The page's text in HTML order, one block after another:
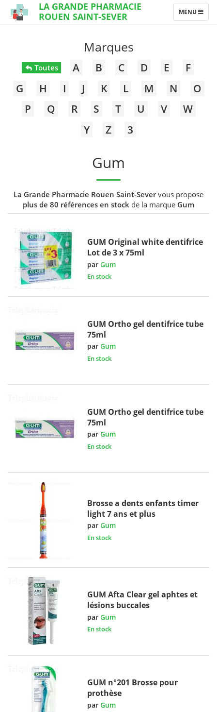
LA GRANDE PHARMACIE
ROUEN SAINT-SEVER
TOGGLE
NAVIGATION
MENU
Marques
Toutes A B C D E
F
G
H I J K L M N
O
P
Q R S T U V
W
Y
Z 3
Gum
La Grande Pharmacie Rouen Saint-Severvous propose
plus de 80 références en stock de la marque Gum
GUM Original white dentifrice
Lot de 3 x 75ml
parGum
En stock
GUM Ortho gel dentifrice tube
75ml
parGum
En stock
GUM Ortho gel dentifrice tube
75ml
parGum
En stock
Brosse a dents enfants timer
light 7 ans et plus
parGum
En stock
GUM Afta Clear gel aphtes et
lésions buccales
parGum
En stock
GUM n°201 Brosse pour
prothèse
parGum